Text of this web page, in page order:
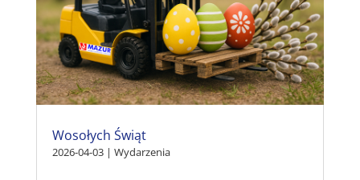
Wosołych Świąt
2026-04-03| Wydarzenia